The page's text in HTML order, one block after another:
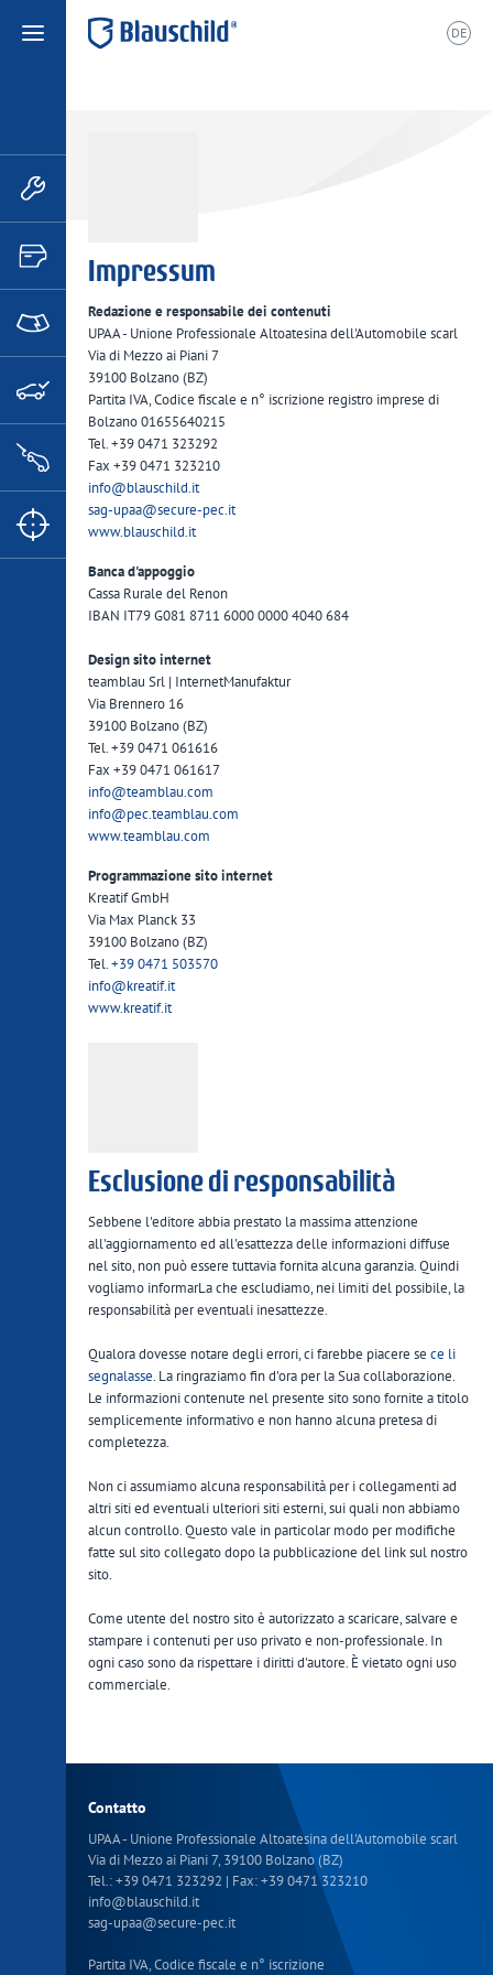
DE
Impressum
Redazione e responsabile dei contenuti
UPAA - Unione Professionale Altoatesina dell'Automobile scarl
Via di Mezzo ai Piani 7
39100 Bolzano (BZ)
Partita IVA, Codice fiscale e n° iscrizione registro imprese di
Bolzano 01655640215
Tel. +39 0471 323292
Fax +39 0471 323210
info@blauschild.it
sag-upaa@secure-pec.it
www.blauschild.it
Banca d'appoggio
Cassa Rurale del Renon
IBAN IT79 G081 8711 6000 0000 4040 684
Design sito internet
teamblau Srl | InternetManufaktur
Via Brennero 16
39100 Bolzano (BZ)
Tel. +39 0471 061616
Fax +39 0471 061617
info@teamblau.com
info@pec.teamblau.com
www.teamblau.com
Programmazione sito internet
Kreatif GmbH
Via Max Planck 33
39100 Bolzano (BZ)
Tel.+39 0471 503570
info@kreatif.it
www.kreatif.it
Esclusione di responsabilità
Sebbene l'editore abbia prestato la massima attenzione
all'aggiornamento ed all'esattezza delle informazioni diffuse
nel sito, non può essere tuttavia fornita alcuna garanzia. Quindi
vogliamo informarLa che escludiamo, nei limiti del possibile, la
responsabilità per eventuali inesattezze.
Qualora dovesse notare degli errori, ci farebbe piacere se ce li
segnalasse. La ringraziamo fin d'ora per la Sua collaborazione.
Le informazioni contenute nel presente sito sono fornite a titolo
semplicemente informativo e non hanno alcuna pretesa di
completezza.
Non ci assumiamo alcuna responsabilità per i collegamenti ad
altri siti ed eventuali ulteriori siti esterni, sui quali non abbiamo
alcun controllo. Questo vale in particolar modo per modifiche
fatte sul sito collegato dopo la pubblicazione del link sul nostro
sito.
Come utente del nostro sito è autorizzato a scaricare, salvare e
stampare i contenuti per uso privato e non-professionale. In
ogni caso sono da rispettare i diritti d'autore. È vietato ogni uso
commerciale.
Contatto
UPAA - Unione Professionale Altoatesina dell'Automobile scarl
Via di Mezzo ai Piani 7, 39100 Bolzano (BZ)
Tel.:+39 0471 323292 | Fax: +39 0471 323210
info@blauschild.it
sag-upaa@secure-pec.it
Partita IVA, Codice fiscale e n° iscrizione